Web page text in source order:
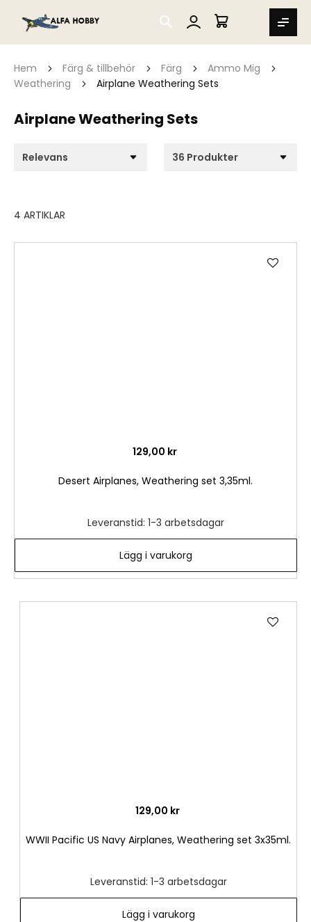
SEARCH
MIN VARUKORG
Hem Färg & tillbehör Färg
Ammo Mig
Weathering
Airplane Weathering Sets
Airplane Weathering Sets
4 ARTIKLAR
129,00 kr
Desert Airplanes, Weathering set 3,35ml.
Leveranstid: 1-3 arbetsdagar
Lägg i varukorg
129,00 kr
WWII Pacific US Navy Airplanes, Weathering set 3x35ml.
Leveranstid: 1-3 arbetsdagar
Lägg i varukorg